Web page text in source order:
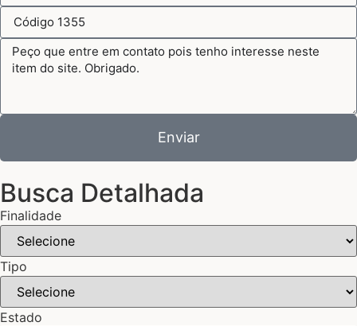
Enviar
Busca Detalhada
Finalidade
Tipo
Estado